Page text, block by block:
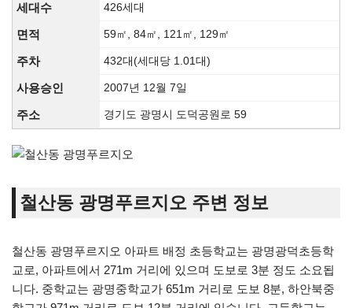
세대수 426세대
면적 59㎡, 84㎡, 121㎡, 129㎡
주차 432대(세대당 1.01대)
사용승인 2007년 12월 7일
주소 경기도 광명시 도덕공원로 59
철산동 광명푸르지오 주변 정보
철산동 광명푸르지오 아파트 배정 초등학교는 광명광덕초등학
교로, 아파트에서 271m 거리에 있으며 도보로 3분 정도 소요됩
니다. 중학교는 광명중학교가 651m 거리로 도보 8분, 하안북중